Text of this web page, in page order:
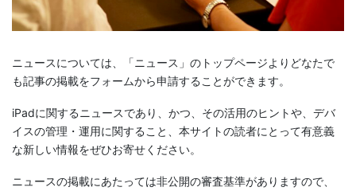
ニュースについては、「ニュース」のトップページよりどなたで
も記事の掲載をフォームから申請することができます。
iPadに関するニュースであり、かつ、その活用のヒントや、デバ
イスの管理・運用に関すること、本サイトの読者にとって有意義
な新しい情報をぜひお寄せください。
ニュースの掲載にあたっては非公開の審査基準がありますので、